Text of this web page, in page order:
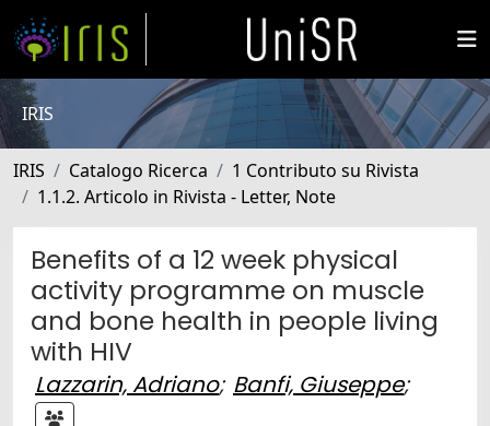
IRIS
IRIS Catalogo Ricerca
1 Contributo su Rivista
1.1.2. Articolo in Rivista - Letter, Note
Benefits of a 12 week physical
activity programme on muscle
and bone health in people living
with HIV
Lazzarin, Adriano; Banfi, Giuseppe;